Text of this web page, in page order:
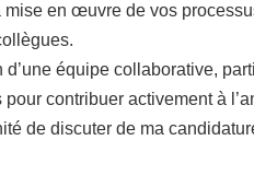
en œuvre de vos
équipe collaborative,
contribuer activement à
de discuter de ma